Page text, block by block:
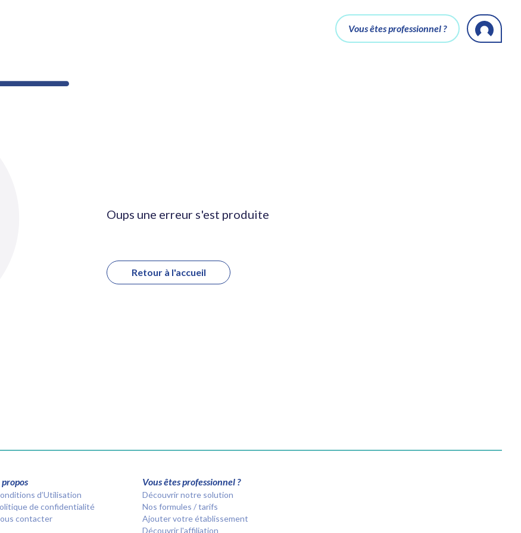
Vous êtes professionnel ?
Oups une erreur s'est produite
Retour à l'accueil
propos
d’Utilisation
de confidentialité
contacter
Vous êtes professionnel ?
Découvrir notre solution
Nos formules / tarifs
Ajouter votre établissement
Découvrir l'affiliation